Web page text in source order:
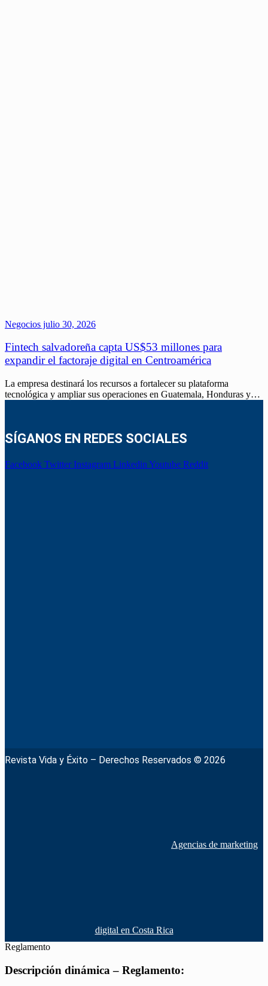
Negocios julio 30, 2026
Fintech salvadoreña capta US$53 millones para
expandir el factoraje digital en Centroamérica
La empresa destinará los recursos a fortalecer su plataforma
tecnológica y ampliar sus operaciones en Guatemala, Honduras y…
SÍGANOS EN REDES SOCIALES
Facebook Twitter Instagram Linkedin Youtube Reddit
Revista Vida y Éxito – Derechos Reservados © 2026
Agencias de marketing
digital en Costa Rica
Reglamento
Descripción dinámica – Reglamento: